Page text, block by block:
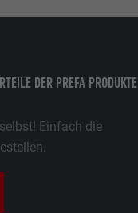
DER PREFA PRODUKTE
Einfach die